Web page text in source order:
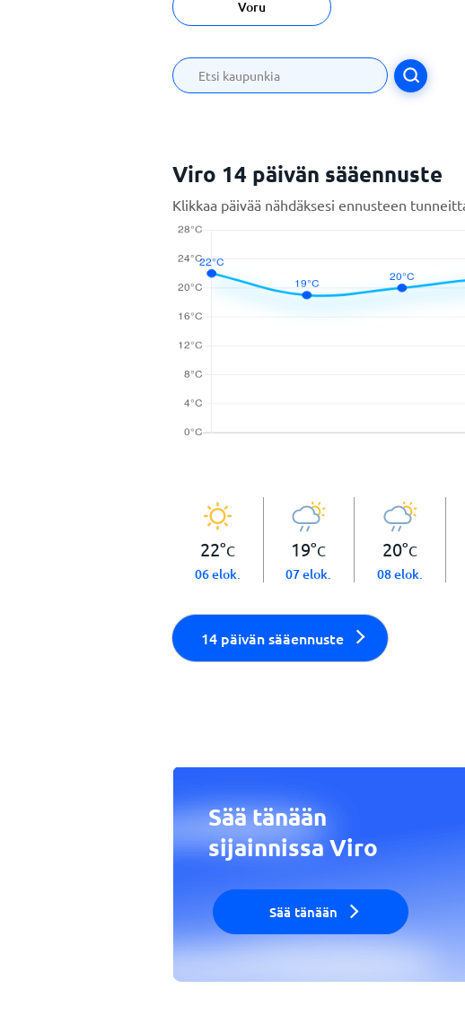
Voru
Viro 14 päivän sääennuste
Klikkaa päivää nähdäksesi ennusteen
22°C
06 elok.
19°C
07 elok.
20°C
08 elok.
14 päivän sääennuste
Sää tänään
sijainnissa Viro
Sää tänään